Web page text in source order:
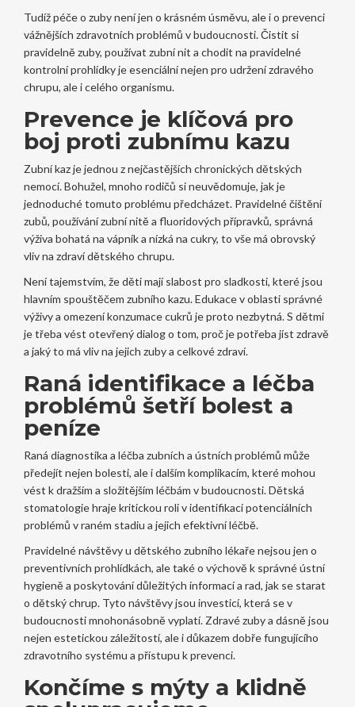
Tudíž péče o zuby není jen o krásném úsměvu, ale i o prevenci
vážnějších zdravotních problémů v budoucnosti. Čistit si
pravidelně zuby, používat zubní nit a chodit na pravidelné
kontrolní prohlídky je esenciální nejen pro udržení zdravého
chrupu, ale i celého organismu.
Prevence je klíčová pro
boj proti zubnímu kazu
Zubní kaz je jednou z nejčastějších chronických dětských
nemocí. Bohužel, mnoho rodičů si neuvědomuje, jak je
jednoduché tomuto problému předcházet. Pravidelné čištění
zubů, používání zubní nitě a fluoridových přípravků, správná
výživa bohatá na vápník a nízká na cukry, to vše má obrovský
vliv na zdraví dětského chrupu.
Není tajemstvím, že děti mají slabost pro sladkosti, které jsou
hlavním spouštěčem zubního kazu. Edukace v oblasti správné
výživy a omezení konzumace cukrů je proto nezbytná. S dětmi
je třeba vést otevřený dialog o tom, proč je potřeba jíst zdravě
a jaký to má vliv na jejich zuby a celkové zdraví.
Raná identifikace a léčba
problémů šetří bolest a
peníze
Raná diagnostika a léčba zubních a ústních problémů může
předejít nejen bolesti, ale i dalším komplikacím, které mohou
vést k dražším a složitějším léčbám v budoucnosti. Dětská
stomatologie hraje kritickou roli v identifikaci potenciálních
problémů v raném stadiu a jejich efektivní léčbě.
Pravidelné návštěvy u dětského zubního lékaře nejsou jen o
preventivních prohlídkách, ale také o výchově k správné ústní
hygieně a poskytování důležitých informací a rad, jak se starat
o dětský chrup. Tyto návštěvy jsou investicí, která se v
budoucnosti mnohonásobně vyplatí. Zdravé zuby a dásně jsou
nejen estetickou záležitostí, ale i důkazem dobře fungujícího
zdravotního systému a přístupu k prevenci.
Končíme s mýty a klidně